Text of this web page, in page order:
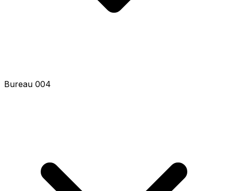
Bureau 006